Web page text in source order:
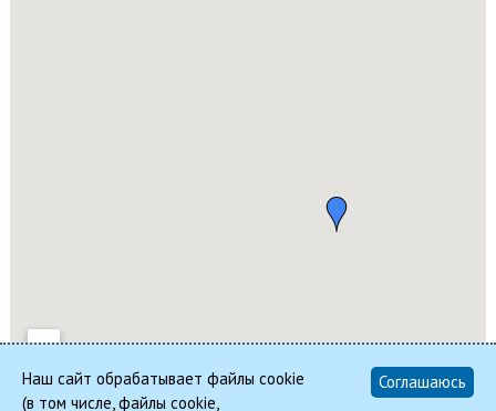
Наш сайт обрабатывает файлы cookie
(в том числе, файлы cookie,
Соглашаюсь